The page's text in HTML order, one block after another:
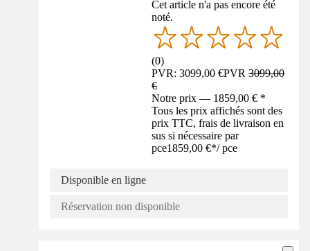
Cet article n'a pas encore été
noté.
(0)
PVR: 3099,00 €PVR3099,00
€
Notre prix — 1859,00 € *
Tous les prix affichés sont des
prix TTC, frais de livraison en
sus si nécessaire par
pce1859,00 €*/ pce
Disponible en ligne
Réservation non disponible